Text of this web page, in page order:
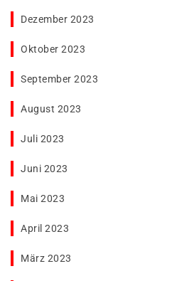
Dezember 2023
Oktober 2023
September 2023
August 2023
Juli 2023
Juni 2023
Mai 2023
April 2023
März 2023